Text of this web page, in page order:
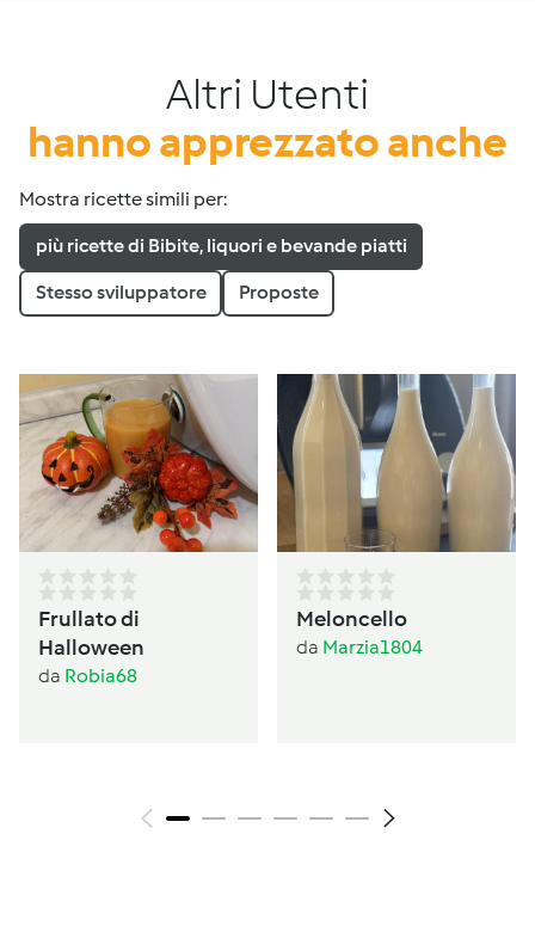
Altri Utenti
hanno apprezzato anche
Mostra ricette simili per:
più ricette di Bibite, liquori e bevande piatti
Stesso sviluppatore Proposte
Frullato di
Halloween
da Robia68
Meloncello
da Marzia1804